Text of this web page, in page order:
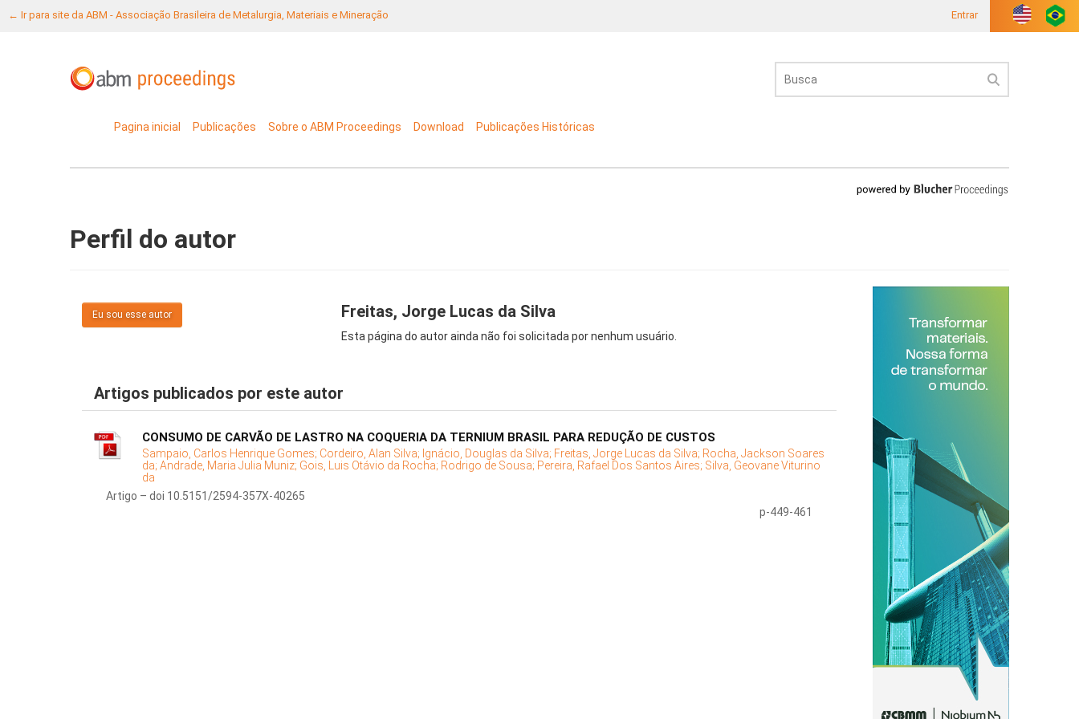
← Ir para site da ABM - Associação Brasileira de Metalurgia, Materiais e Mineração Entrar
Pagina inicial Publicações Sobre o ABM Proceedings Download Publicações Históricas
Perfil do autor
Eu sou esse autor Freitas, Jorge Lucas da Silva
Esta página do autor ainda não foi solicitada por nenhum usuário.
Artigos publicados por este autor
CONSUMO DE CARVÃO DE LASTRO NA COQUERIA DA TERNIUM BRASIL PARA REDUÇÃO DE CUSTOS
Sampaio, Carlos Henrique Gomes; Cordeiro, Alan Silva; Ignácio, Douglas da Silva; Freitas, Jorge Lucas da Silva; Rocha, Jackson Soares
da; Andrade, Maria Julia Muniz; Gois, Luis Otávio da Rocha; Rodrigo de Sousa; Pereira, Rafael Dos Santos Aires; Silva, Geovane Viturino
da
Artigo – doi 10.5151/2594-357X-40265
p-449-461